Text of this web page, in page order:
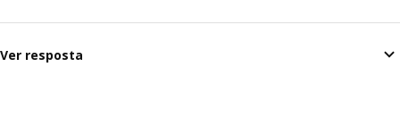
Ver resposta